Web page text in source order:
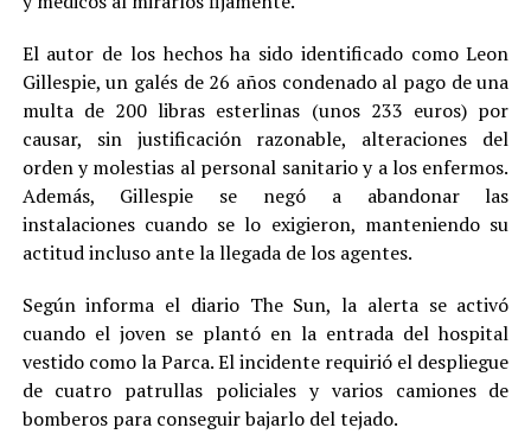
El autor de los hechos ha sido identificado como Leon
Gillespie, un galés de 26 años condenado al pago de una
multa de 200 libras esterlinas (unos 233 euros) por
causar, sin justificación razonable, alteraciones del
orden y molestias al personal sanitario y a los enfermos.
Además, Gillespie se negó a abandonar las
instalaciones cuando se lo exigieron, manteniendo su
actitud incluso ante la llegada de los agentes.
Según informa el diario The Sun, la alerta se activó
cuando el joven se plantó en la entrada del hospital
vestido como la Parca. El incidente requirió el despliegue
de cuatro patrullas policiales y varios camiones de
bomberos para conseguir bajarlo del tejado.